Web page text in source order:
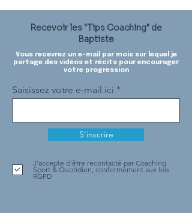
Recevoir les "Tips Coaching" de
Baptiste
Vous recevrez un e-mail par mois sur lequel je
partage des vidéos et récits pour encourager
votre progression
Saisissez votre e-mail ici
S'inscrire
J'accepte d'être recontacté par Coaching
Sport & Quotidien, conformément aux lois
RGPD